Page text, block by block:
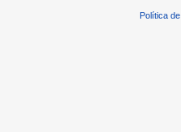
Política